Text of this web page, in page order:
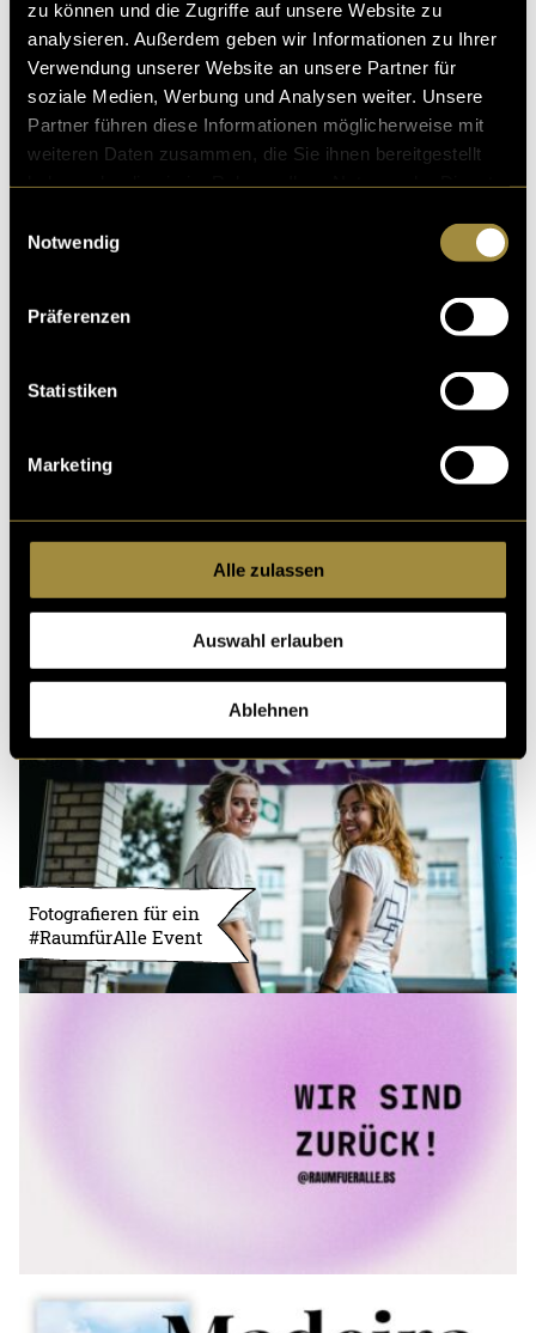
zu können und die Zugriffe auf unsere Website zu
analysieren. Außerdem geben wir Informationen zu Ihrer
Verwendung unserer Website an unsere Partner für
soziale Medien, Werbung und Analysen weiter. Unsere
Partner führen diese Informationen möglicherweise mit
weiteren Daten zusammen, die Sie ihnen bereitgestellt
Notwendig
Präferenzen
Statistiken
Marketing
Alle zulassen
Auswahl erlauben
Ablehnen
Plattform
Railtails ist auf Cargo aufgebaut und veröffentlicht.
Cargo bot die nötige gestalterische Kontrolle, um das
visuelle Erscheinungsbild konsequent umzusetzen,
ohne auf komplexe Eigenentwicklung und Codierung
angewiesen zu sein. Damit der Fokus ganz auf dem
Fotografieren für ein
#RaumfürAlle Event